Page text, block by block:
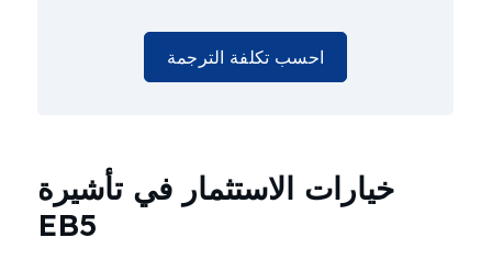
احسب تكلفة الترجمة
خيارات الاستثمار في تأشيرة
EB5